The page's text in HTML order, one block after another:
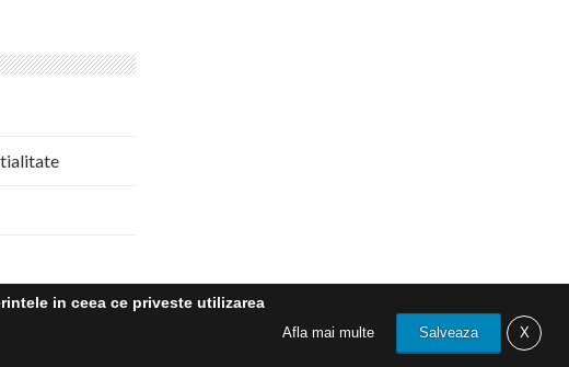
in ceea ce priveste utilizarea
Afla mai multe Salveaza X